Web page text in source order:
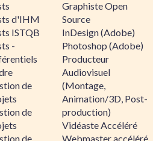
d'IHM
ISTQB
-
de
de
de
Graphiste Open
Source
InDesign (Adobe)
Photoshop (Adobe)
Producteur
Audiovisuel
(Montage,
Animation/3D, Post-
production)
Vidéaste Accéléré
Webmaster accéléré